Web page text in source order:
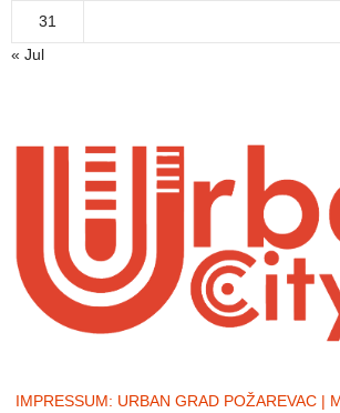
31
« Jul
IMPRESSUM: URBAN GRAD POŽAREVAC |